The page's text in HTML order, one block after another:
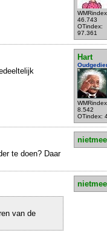
46.743
OTindex:
97.361
Hart
8.542
OTindex:
te doen? Daar
van de